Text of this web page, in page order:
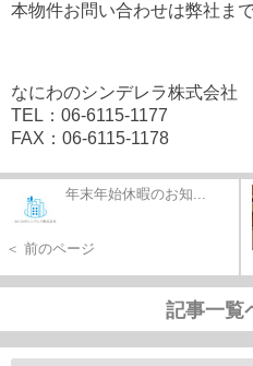
本物件お問い合わせは弊社ま
なにわのシンデレラ株式会社
TEL：06-6115-1177
FAX：06-6115-1178
年末年始休暇のお知...
＜ 前のページ
記事一覧